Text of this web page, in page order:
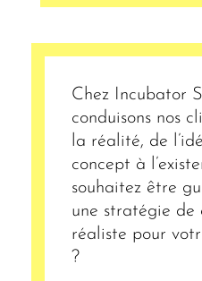
Chez Incubator
conduisons nos
la réalité, de
concept à
souhaitez être
une stratégie de
réaliste pour
?